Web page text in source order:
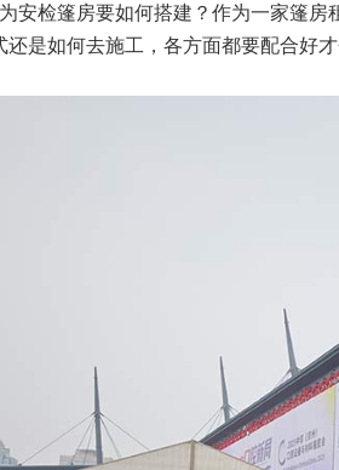
安检篷房要如何搭建？ 作为一家篷房
是如何去施工，各方面都要配合好